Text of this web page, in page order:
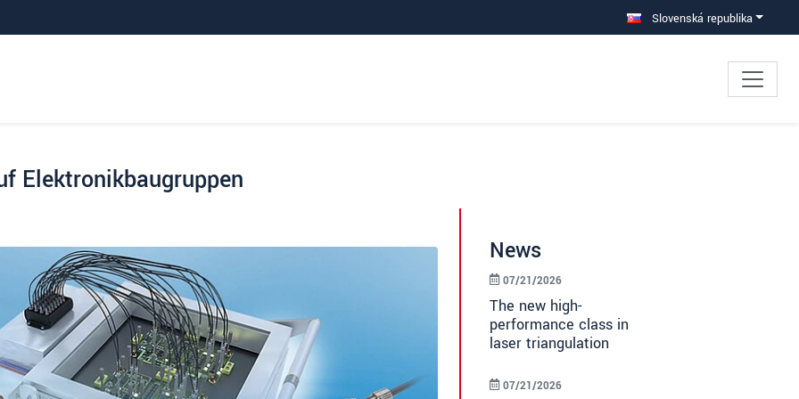
Slovenská republika
Elektronikbaugruppen
News
The new high-
performance class in
laser triangulation
07/21/2026
07/21/2026